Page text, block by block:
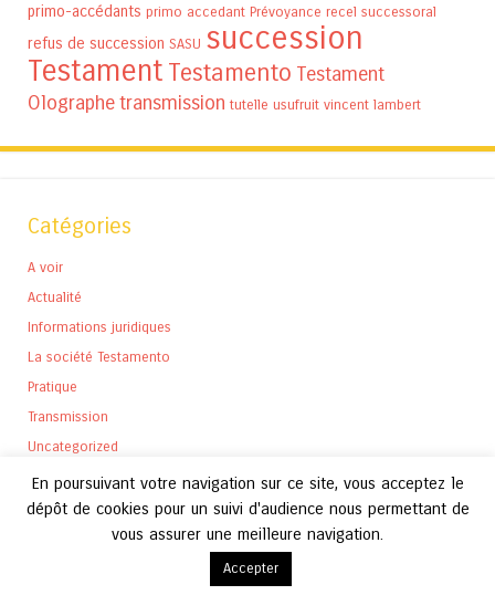
primo-accédants primo accedant Prévoyance recel successoral
refus de succession SASU succession
Testament Testamento Testament
Olographetransmission tutelle usufruit vincent lambert
Catégories
A voir
Actualité
Informations juridiques
La société Testamento
Pratique
Transmission
Uncategorized
En poursuivant votre navigation sur ce site, vous acceptez le
dépôt de cookies pour un suivi d'audience nous permettant de
vous assurer une meilleure navigation.
Accepter